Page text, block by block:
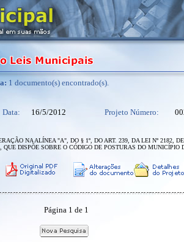
1 documento(s) encontrado(s).
Data: 16/5/2012 Projeto Número:
NA ALÍNEA "A", DO § 1º, DO ART. 239, DA LEI Nº 2182,
QUE DISPÕE SOBRE O CÓDIGO DE POSTURAS DO MUNICÍPIO
Página 1 de 1